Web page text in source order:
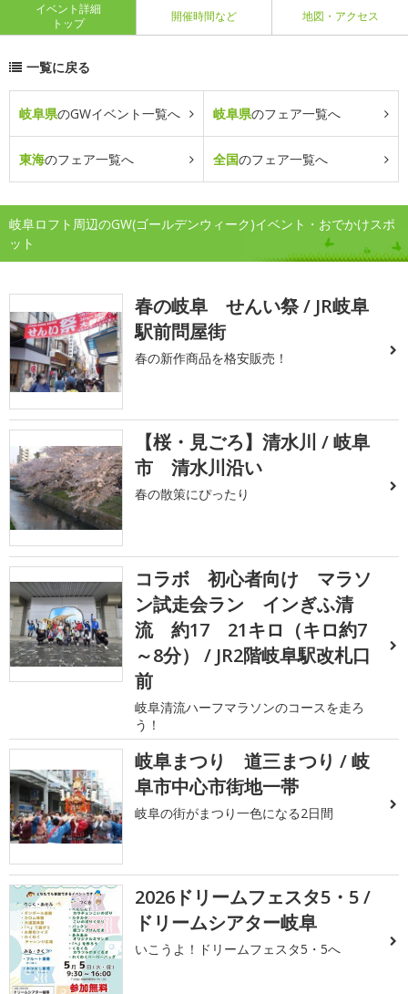
イベント詳細
トップ
開催時間など 地図・アクセス
一覧に戻る
岐阜県のGWイベント一覧へ 岐阜県のフェア一覧へ
東海のフェア一覧へ 全国のフェア一覧へ
岐阜ロフト周辺のGW(ゴールデンウィーク)イベント・おでかけスポ
ット
春の岐阜 せんい祭 / JR岐阜
駅前問屋街
春の新作商品を格安販売！
【桜・見ごろ】清水川 / 岐阜
市 清水川沿い
春の散策にぴったり
コラボ 初心者向け マラソ
ン試走会ラン インぎふ清
流 約17 21キロ（キロ約7
～8分） / JR2階岐阜駅改札口
前
岐阜清流ハーフマラソンのコースを走ろ
う！
岐阜まつり 道三まつり / 岐
阜市中心市街地一帯
岐阜の街がまつり一色になる2日間
2026ドリームフェスタ5・5 /
ドリームシアター岐阜
いこうよ！ドリームフェスタ5・5へ